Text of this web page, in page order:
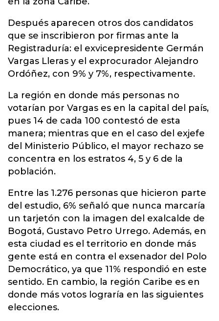
Después aparecen otros dos candidatos
que se inscribieron por firmas ante la
Registraduría: el exvicepresidente Germán
Vargas Lleras y el exprocurador Alejandro
Ordóñez, con 9% y 7%, respectivamente.
La región en donde más personas no
votarían por Vargas es en la capital del país,
pues 14 de cada 100 contestó de esta
manera; mientras que en el caso del exjefe
del Ministerio Público, el mayor rechazo se
concentra en los estratos 4, 5 y 6 de la
población.
Entre las 1.276 personas que hicieron parte
del estudio, 6% señaló que nunca marcaría
un tarjetón con la imagen del exalcalde de
Bogotá, Gustavo Petro Urrego. Además, en
esta ciudad es el territorio en donde más
gente está en contra el exsenador del Polo
Democrático, ya que 11% respondió en este
sentido. En cambio, la región Caribe es en
donde más votos lograría en las siguientes
elecciones.